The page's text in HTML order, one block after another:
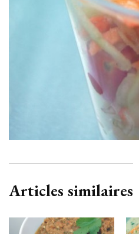
Articles similaires